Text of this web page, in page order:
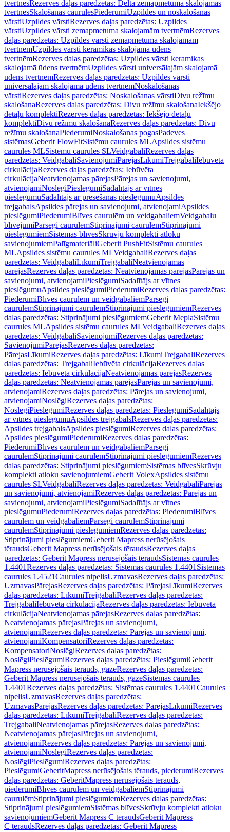
tvertnesRezerves daļas paredzētas: Delta zemapmetuma skalojamās
tvertnesSkalošanas caurulesPiederumiUzpildes un noskalošanas
vārstiUzpildes vārstiRezerves daļas paredzētas: Uzpildes
vārstiUzpildes vārsti zemapmetuma skalojamām tvertnēmRezerves
daļas paredzētas: Uzpildes vārsti zemapmetuma skalojamām
tvertnēmUzpildes vārsti keramikas skalojamā ūdens
tvertnēmRezerves daļas paredzētas: Uzpildes vārsti keramikas
skalojamā ūdens tvertnēmUzpildes vārsti universālajām skalojamā
ūdens tvertnēmRezerves daļas paredzētas: Uzpildes vārsti
universālajām skalojamā ūdens tvertnēmNoskalošanas
vārstiRezerves daļas paredzētas: Noskalošanas vārstiDivu režīmu
skalošanaRezerves daļas paredzētas: Divu režīmu skalošanaIekšējo
detaļu komplektiRezerves daļas paredzētas: Iekšējo detaļu
komplektiDivu režīmu skalošanaRezerves daļas paredzētas: Divu
režīmu skalošanaPiederumiNoskalošanas pogasPadeves
sistēmasGeberit FlowFitSistēmu caurules MLApsildes sistēmu
caurules MLSistēmu caurules SLVeidgabaliRezerves daļas
paredzētas: VeidgabaliSavienojumiPārejasLīkumiTrejgabaliIebūvēta
cirkulācijaRezerves daļas paredzētas: Iebūvēta
cirkulācijaNeatvienojamas pārejasPārejas un savienojumi,
atvienojamiNoslēgiPieslēgumiSadalītājs ar vītnes
pieslēgumuSadalītājs ar presēšanas pieslēgumuApsildes
trejgabalsApsildes pārejas un savienojumi, atvienojamiApsildes
pieslēgumiPiederumiBlīves caurulēm un veidgabaliemVeidgabalu
blīvējumiPārsegi caurulēmStiprinājumi caurulēmStiprinājumi
pieslēgumiemSistēmas blīvesSkrūvju komplekti atloku
savienojumiemPalīgmateriāliGeberit PushFitSistēmu caurules
MLApsildes sistēmu caurules MLVeidgabaliRezerves daļas
paredzētas: VeidgabaliLīkumiTrejgabaliNeatvienojamas
pārejasRezerves daļas paredzētas: Neatvienojamas pārejasPārejas un
savienojumi, atvienojamiPieslēgumiSadalītājs ar vītnes
pieslēgumuApsildes pieslēgumiPiederumiRezerves daļas paredzētas:
PiederumiBlīves caurulēm un veidgabaliemPārsegi
caurulēmStiprinājumi caurulēmStiprinājumi pieslēgumiemRezerves
daļas paredzētas: Stiprinājumi pieslēgumiemGeberit MeplaSistēmu
caurules MLApsildes sistēmu caurules MLVeidgabaliRezerves daļas
paredzētas: VeidgabaliSavienojumiRezerves daļas paredzētas:
SavienojumiPārejasRezerves daļas paredzētas:
PārejasLīkumiRezerves daļas paredzētas: LīkumiTrejgabaliRezerves
daļas paredzētas: TrejgabaliIebūvēta cirkulācijaRezerves daļas
paredzētas: Iebūvēta cirkulācijaNeatvienojamas pārejasRezerves
daļas paredzētas: Neatvienojamas pārejasPārejas un savienojumi,
atvienojamiRezerves daļas paredzētas: Pārejas un savienojumi,
atvienojamiNoslēgiRezerves daļas paredzētas:
NoslēgiPieslēgumiRezerves daļas paredzētas: PieslēgumiSadalītājs
ar vītnes pieslēgumuApsildes trejgabalsRezerves daļas paredzētas:
Apsildes trejgabalsApsildes pieslēgumiRezerves daļas paredzētas:
Apsildes pieslēgumiPiederumiRezerves daļas paredzētas:
PiederumiBlīves caurulēm un veidgabaliemPārsegi
caurulēmStiprinājumi caurulēmStiprinājumi pieslēgumiemRezerves
daļas paredzētas: Stiprinājumi pieslēgumiemSistēmas blīvesSkrūvju
komplekti atloku savienojumiemGeberit VolexApsildes sistēmu
caurules SLVeidgabaliRezerves daļas paredzētas: VeidgabaliPārejas
un savienojumi, atvienojamiRezerves daļas paredzētas: Pārejas un
savienojumi, atvienojamiPieslēgumiSadalītājs ar vītnes
pieslēgumuPiederumiRezerves daļas paredzētas: PiederumiBlīves
caurulēm un veidgabaliemPārsegi caurulēmStiprinājumi
caurulēmStiprinājumi pieslēgumiemRezerves daļas paredzētas:
Stiprinājumi pieslēgumiemGeberit Mapress nerūsējošais
tēraudsGeberit Mapress nerūsējošais tēraudsRezerves daļas
paredzētas: Geberit Mapress nerūsējošais tēraudsSistēmas caurules
1.4401Rezerves daļas paredzētas: Sistēmas caurules 1.4401 Sistēmas
caurules 1.4521Caurules nipelisUzmavasRezerves daļas paredzētas:
UzmavasPārejasRezerves daļas paredzētas: PārejasLīkumiRezerves
daļas paredzētas: LīkumiTrejgabaliRezerves daļas paredzētas:
TrejgabaliIebūvēta cirkulācijaRezerves daļas paredzētas: Iebūvēta
cirkulācijaNeatvienojamas pārejasRezerves daļas paredzētas:
Neatvienojamas pārejasPārejas un savienojumi,
atvienojamiRezerves daļas paredzētas: Pārejas un savienojumi,
atvienojamiKompensatoriRezerves daļas paredzētas:
KompensatoriNoslēgiRezerves daļas paredzētas:
NoslēgiPieslēgumiRezerves daļas paredzētas: PieslēgumiGeberit
Mapress nerūsējošais tērauds, gāzeRezerves daļas paredzētas:
Geberit Mapress nerūsējošais tērauds, gāzeSistēmas caurules
1.4401Rezerves daļas paredzētas: Sistēmas caurules 1.4401Caurules
nipelisUzmavasRezerves daļas paredzētas:
UzmavasPārejasRezerves daļas paredzētas: PārejasLīkumiRezerves
daļas paredzētas: LīkumiTrejgabaliRezerves daļas paredzētas:
TrejgabaliNeatvienojamas pārejasRezerves daļas paredzētas:
Neatvienojamas pārejasPārejas un savienojumi,
atvienojamiRezerves daļas paredzētas: Pārejas un savienojumi,
atvienojamiNoslēgiRezerves daļas paredzētas:
NoslēgiPieslēgumiRezerves daļas paredzētas:
PieslēgumiGeberitMapress nerūsējošais tērauds, piederumiRezerves
daļas paredzētas: GeberitMapress nerūsējošais tērauds,
piederumiBlīves caurulēm un veidgabaliemStiprinājumi
caurulēmStiprinājumi pieslēgumiemRezerves daļas paredzētas:
Stiprinājumi pieslēgumiemSistēmas blīvesSkrūvju komplekti atloku
savienojumiemGeberit Mapress C tēraudsGeberit Mapress
C tēraudsRezerves daļas paredzētas: Geberit Mapress